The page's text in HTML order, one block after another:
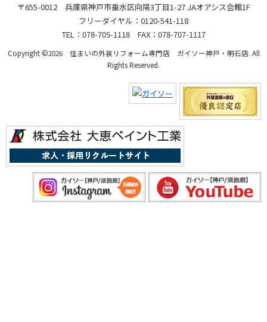
〒655-0012 兵庫県神戸市垂水区向陽3丁目1-27 JAオアシス会館1F
フリーダイヤル：0120-541-118
TEL：078-705-1118 FAX：078-707-1117
Copyright ©2026 住まいの外装リフォーム専門店 ガイソー神戸・明石店. All
Rights Reserved.